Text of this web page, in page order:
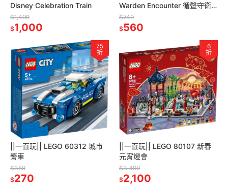
Disney Celebration Train
$1,499
$1,000
Warden Encounter 循聲守衛
遭遇戰
$749
$560
75
折
||一直玩|| LEGO 60312 城市
警車
$359
$270
6
折
||一直玩|| LEGO 80107 新春
元宵燈會
$3,499
$2,100